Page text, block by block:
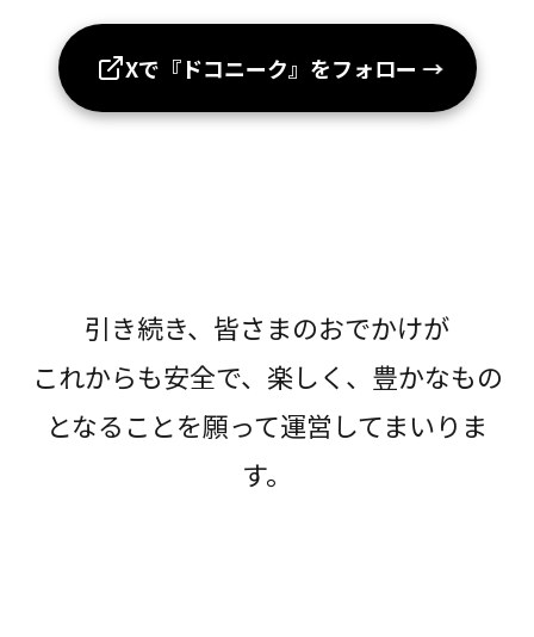
Xで『ドコニーク』をフォロー →
引き続き、皆さまのおでかけが
これからも安全で、楽しく、豊かなもの
となることを願って運営してまいりま
す。